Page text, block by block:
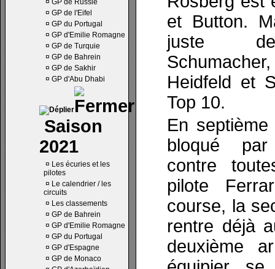
¤ GP de Russie
¤ GP de l'Eifel
¤ GP du Portugal
¤ GP d'Emilie Romagne
¤ GP de Turquie
¤ GP de Bahrein
¤ GP de Sakhir
¤ GP d'Abu Dhabi
Saison
2021
¤ Les écuries et les
pilotes
¤ Le calendrier / les
circuits
¤ Les classements
¤ GP de Bahrein
¤ GP d'Emilie Romagne
¤ GP du Portugal
¤ GP d'Espagne
¤ GP de Monaco
et Button.
juste
Heidfeld et
Top 10.
En
bloqué
contre
pilote
course, la
rentre déjà
deuxième